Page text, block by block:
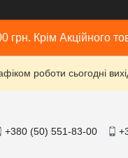
Крім Акційного
роботи сьогодні
+380 (50) 551-83-00